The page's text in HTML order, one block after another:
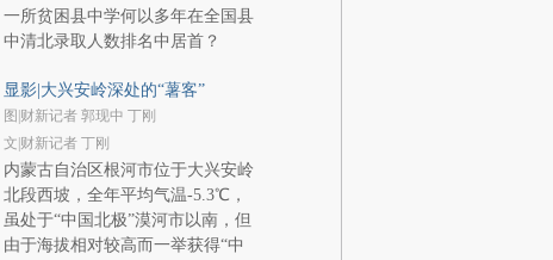
一所贫困县中学何以多年在全国县
中清北录取人数排名中居首？
显影|大兴安岭深处的“薯客”
图|财新记者 郭现中 丁刚
文|财新记者 丁刚
内蒙古自治区根河市位于大兴安岭
北段西坡，全年平均气温-5.3℃，
虽处于“中国北极”漠河市以南，但
由于海拔相对较高而一举获得“中